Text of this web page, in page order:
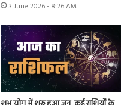
3 June 2026 - 8:26 AM